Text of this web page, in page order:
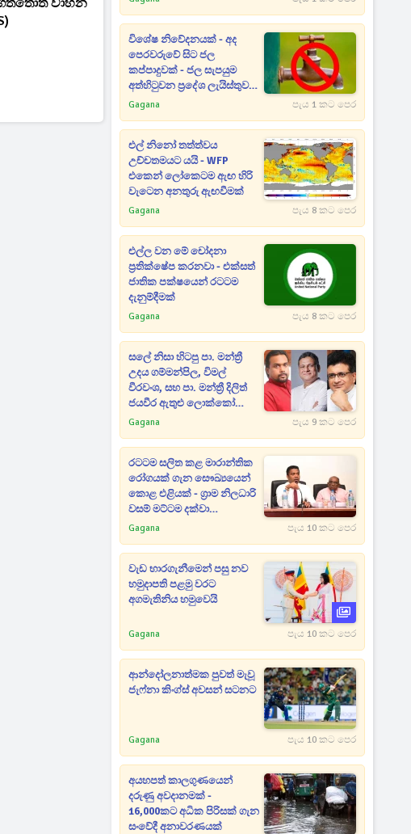
විශේෂ නිවේදනයක් - අද
පෙරවරුවේ සිට ජල
කප්පාදුවක් - ජල සැපයුම
අත්හිටුවන ප්‍රදේශ ලැයිස්තුව
මෙන්න
Gagana පැය 1 කට පෙර
එල් නිනෝ තත්ත්වය
උච්චතමයට යයි - WFP
එකෙන් ලෝකෙටම ඇඟ හිරි
වැටෙන අනතුරු ඇඟවීමක්
Gagana පැය 8 කට පෙර
එල්ල වන මේ චෝදනා
ප්‍රතික්ෂේප කරනවා - එක්සත්
ජාතික පක්ෂයෙන් රටටම
දැනුම්දීමක්
Gagana පැය 8 කට පෙර
සලේ නිසා හිටපු පා. මන්ත්‍රී
උදය ගම්මන්පිල, විමල්
වීරවංශ, සහ පා. මන්ත්‍රී දිලිත්
ජයවීර ඇතුළු ලොක්කෝ
රැසකට වැඩ වැරදෙයි
Gagana පැය 9 කට පෙර
රටටම සලිත කළ මාරාන්තික
රෝගයක් ගැන සෞඛ්‍යයෙන්
කොළ එළියක් - ග්‍රාම නිලධාරි
වසම් මට්ටම දක්වා
වැඩපිළිවෙළක්
Gagana පැය 10 කට පෙර
වැඩ භාරගැනීමෙන් පසු නව
හමුදාපති පළමු වරට
අගමැතිනිය හමුවෙයි
Gagana පැය 10 කට පෙර
ආන්දෝලනාත්මක පුවත් මැවූ
ජැෆ්නා කිංග්ස් අවසන් සටනට
Gagana පැය 10 කට පෙර
අයහපත් කාලගුණයෙන්
දරුණු අවදානමක් -
16,000කට අධික පිරිසක් ගැන
සංවේදී අනාවරණයක්